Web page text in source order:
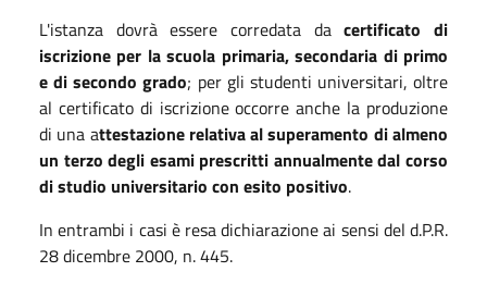
L'istanza dovrà essere corredata dacertificato di
iscrizione per la scuola primaria, secondaria di primo
e di secondo grado; per gli studenti universitari, oltre
al certificato di iscrizione occorre anche la produzione
di una attestazione relativa al superamento di almeno
un terzo degli esami prescritti annualmente dal corso
di studio universitario con esito positivo.
In entrambi i casi è resa dichiarazione ai sensi del d.P.R.
28 dicembre 2000, n. 445.